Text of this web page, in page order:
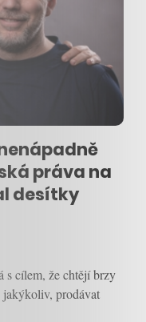
práva na
desítky
s cílem, že chtějí brzy
jakýkoliv, prodávat